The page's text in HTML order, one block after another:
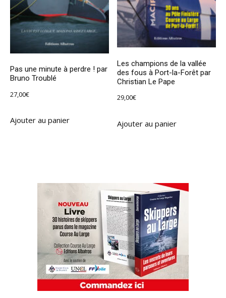
Pas une minute à perdre ! par
Bruno Troublé
27,00€
Ajouter au panier
Les champions de la vallée
des fous à Port-la-Forêt par
Christian Le Pape
29,00€
Ajouter au panier